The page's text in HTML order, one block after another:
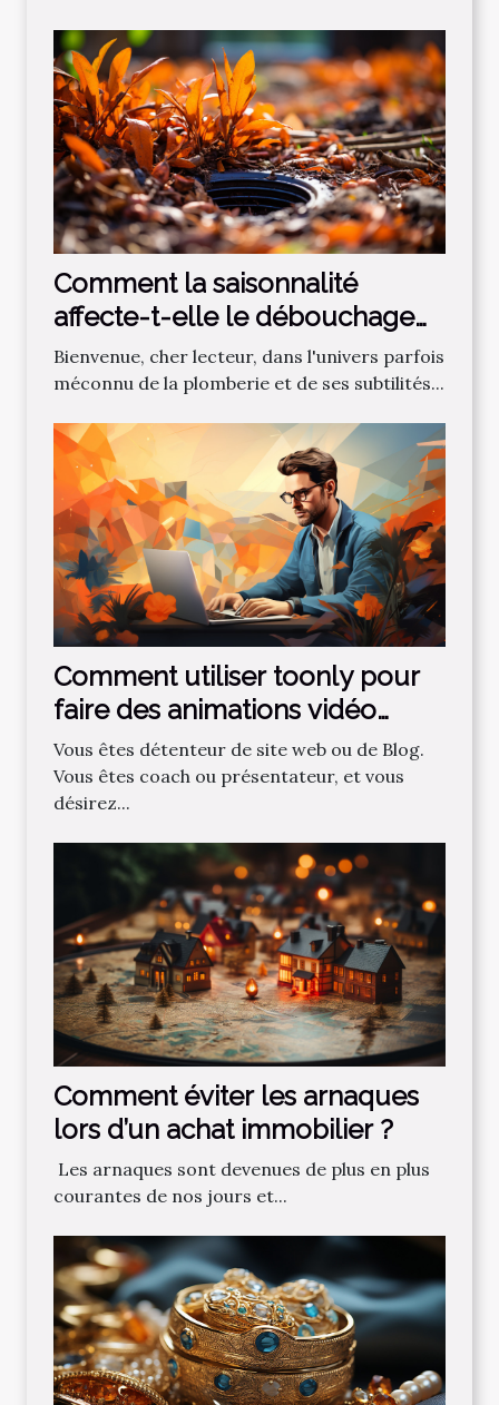
Comment la saisonnalité
affecte-t-elle le débouchage
des canalisations?
Bienvenue, cher lecteur, dans l'univers parfois
méconnu de la plomberie et de ses subtilités...
Comment utiliser toonly pour
faire des animations vidéo
professionnelles ?
Vous êtes détenteur de site web ou de Blog.
Vous êtes coach ou présentateur, et vous
désirez...
Comment‌ ‌éviter‌ ‌les‌ ‌arnaques‌
‌lors‌ ‌d’un‌ ‌achat‌ ‌immobilier ?‌ ‌
‌ Les‌ ‌arnaques‌ ‌sont‌ ‌devenues‌ ‌de‌ ‌plus‌ ‌en‌ ‌plus‌
‌courantes‌ ‌de‌ ‌nos‌ ‌jours‌ ‌et‌...